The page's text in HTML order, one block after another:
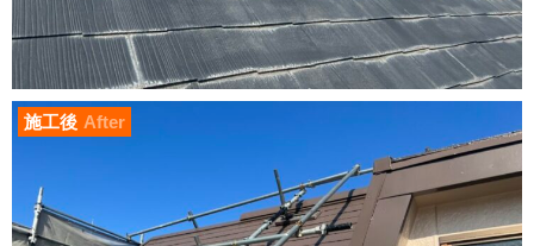
施工後 After